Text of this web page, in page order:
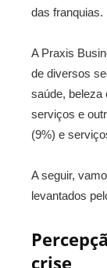
das franquias.
A Praxis
de diversos
saúde, beleza
serviços e
(9%) e
A seguir,
levantados
crise